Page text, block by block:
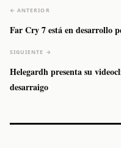
← ANTERIOR
Far Cry 7 está en desarrollo
SIGUIENTE →
Helegardh presenta su
desarraigo